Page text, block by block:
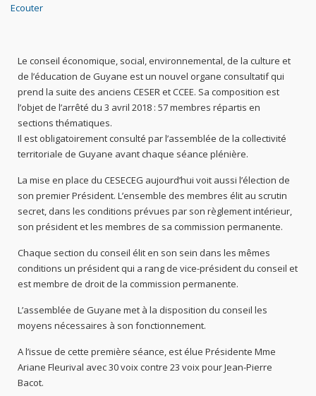
Ecouter
Le conseil économique, social, environnemental, de la culture et
de l’éducation de Guyane est un nouvel organe consultatif qui
prend la suite des anciens CESER et CCEE. Sa composition est
l’objet de l’arrêté du 3 avril 2018 : 57 membres répartis en
sections thématiques.
Il est obligatoirement consulté par l’assemblée de la collectivité
territoriale de Guyane avant chaque séance plénière.
La mise en place du CESECEG aujourd’hui voit aussi l’élection de
son premier Président. L’ensemble des membres élit au scrutin
secret, dans les conditions prévues par son règlement intérieur,
son président et les membres de sa commission permanente.
Chaque section du conseil élit en son sein dans les mêmes
conditions un président qui a rang de vice-président du conseil et
est membre de droit de la commission permanente.
L’assemblée de Guyane met à la disposition du conseil les
moyens nécessaires à son fonctionnement.
A l’issue de cette première séance, est élue Présidente Mme
Ariane Fleurival avec 30 voix contre 23 voix pour Jean-Pierre
Bacot.